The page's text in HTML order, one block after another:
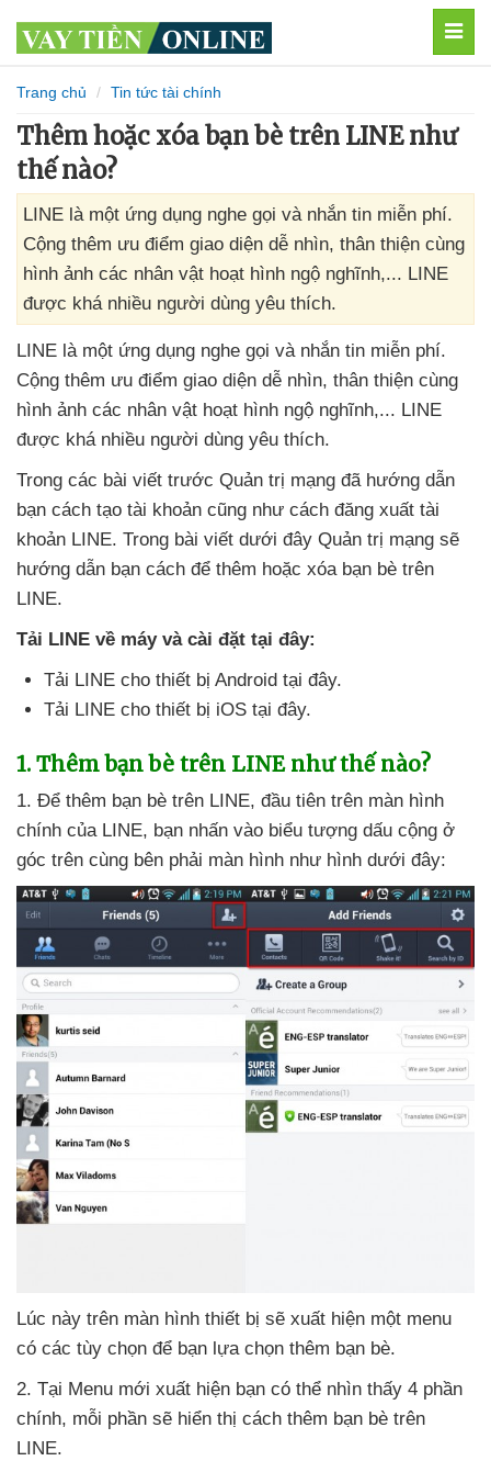
Trang chủ Tin tức tài chính
Thêm hoặc xóa bạn bè trên LINE như
thế nào?
LINE là một ứng dụng nghe gọi và nhắn tin miễn phí.
Cộng thêm ưu điểm giao diện dễ nhìn, thân thiện cùng
hình ảnh các nhân vật hoạt hình ngộ nghĩnh,... LINE
được khá nhiều người dùng yêu thích.
LINE là một ứng dụng nghe gọi và nhắn tin miễn phí.
Cộng thêm ưu điểm giao diện dễ nhìn, thân thiện cùng
hình ảnh các nhân vật hoạt hình ngộ nghĩnh,... LINE
được khá nhiều người dùng yêu thích.
Trong các bài viết trước Quản trị mạng đã hướng dẫn
bạn cách tạo tài khoản cũng như cách đăng xuất tài
khoản LINE. Trong bài viết dưới đây Quản trị mạng sẽ
hướng dẫn bạn cách để thêm hoặc xóa bạn bè trên
LINE.
Tải LINE về máy và cài đặt tại đây:
Tải LINE cho thiết bị Android tại đây.
Tải LINE cho thiết bị iOS tại đây.
1. Thêm bạn bè trên LINE như thế nào?
1. Để thêm bạn bè trên LINE, đầu tiên trên màn hình
chính của LINE, bạn nhấn vào biểu tượng dấu cộng ở
góc trên cùng bên phải màn hình như hình dưới đây:
Lúc này trên màn hình thiết bị sẽ xuất hiện một menu
có các tùy chọn để bạn lựa chọn thêm bạn bè.
2. Tại Menu mới xuất hiện bạn có thể nhìn thấy 4 phần
chính, mỗi phần sẽ hiển thị cách thêm bạn bè trên
LINE.